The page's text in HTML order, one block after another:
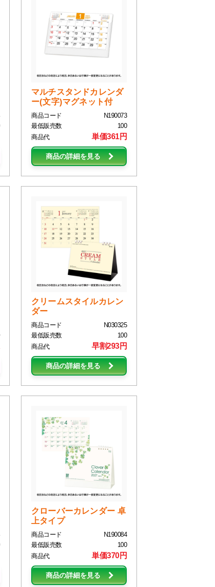
マルチスタンドカレンダ
ー(文字)マグネット付
商品コード
N190073
最低販売数
100
商品代
単価361円
商品の詳細を見る
クリームスタイルカレン
ダー
商品コード
N030325
最低販売数
100
商品代
早割293円
商品の詳細を見る
クローバーカレンダー 卓
上タイプ
商品コード
N190084
最低販売数
100
商品代
単価370円
商品の詳細を見る